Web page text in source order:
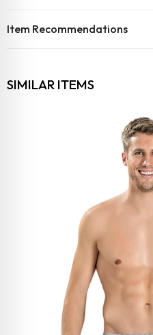
Item Recommendations
SIMILAR ITEMS